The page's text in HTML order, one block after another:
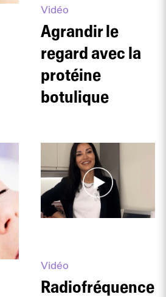
Vidéo
Agrandir le
regard avec la
protéine
botulique
Vidéo
Radiofréquence